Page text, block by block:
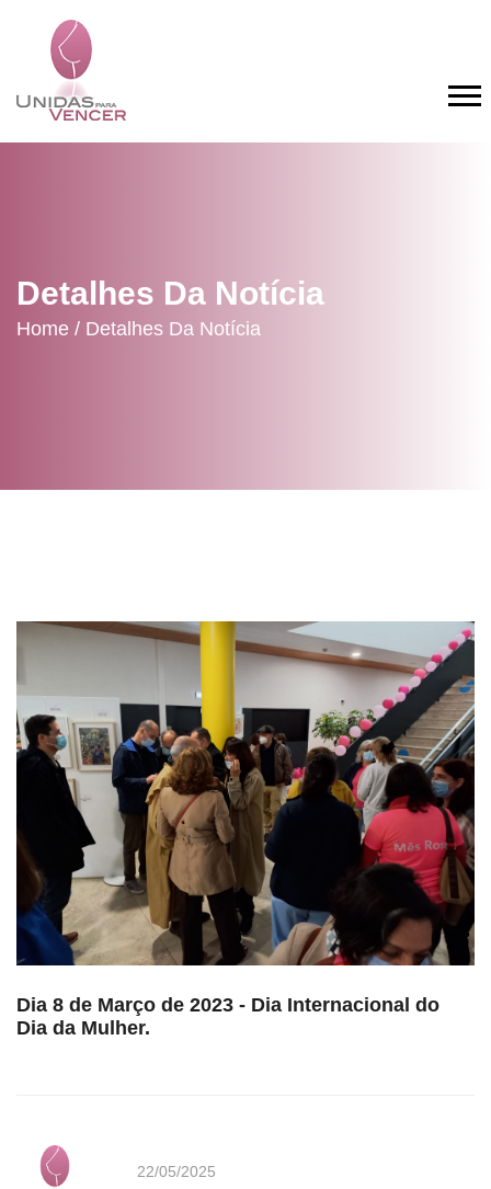
Detalhes Da Notícia
Home / Detalhes Da Notícia
Dia 8 de Março de 2023 - Dia Internacional do
Dia da Mulher.
22/05/2025